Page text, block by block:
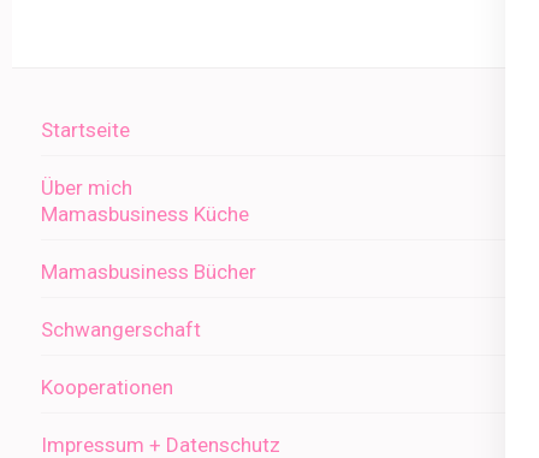
Startseite
Über mich
Mamasbusiness Küche
Mamasbusiness Bücher
Schwangerschaft
Kooperationen
Impressum + Datenschutz